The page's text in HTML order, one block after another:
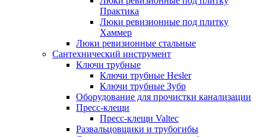
Практика
Люки ревизионные под плитку
Хаммер
Люки ревизионные стальные
Сантехнический инструмент
Ключи трубные
Ключи трубные Hesler
Ключи трубные Зубр
Оборудование для прочистки канализации
Пресс-клещи
Пресс-клещи Valtec
Развальцовщики и трубогибы